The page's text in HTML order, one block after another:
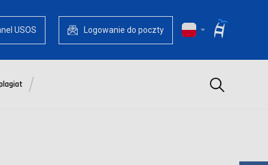
USOS Logowanie do poczty
Szukaj